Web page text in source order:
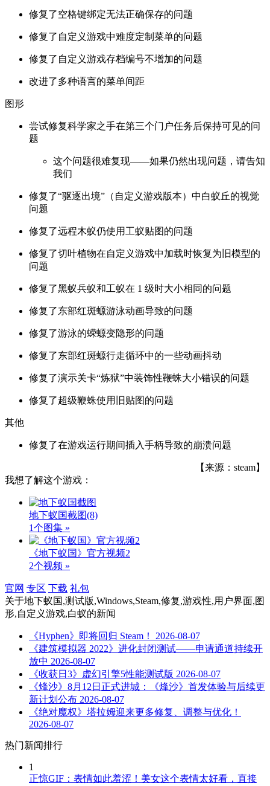
修复了空格键绑定无法正确保存的问题
修复了自定义游戏中难度定制菜单的问题
修复了自定义游戏存档编号不增加的问题
改进了多种语言的菜单间距
图形
尝试修复科学家之手在第三个门户任务后保持可见的问
题
这个问题很难复现——如果仍然出现问题，请告知
我们
修复了“驱逐出境”（自定义游戏版本）中白蚁丘的视觉
问题
修复了远程木蚁仍使用工蚁贴图的问题
修复了切叶植物在自定义游戏中加载时恢复为旧模型的
问题
修复了黑蚁兵蚁和工蚁在 1 级时大小相同的问题
修复了东部红斑螈游泳动画导致的问题
修复了游泳的蝾螈变隐形的问题
修复了东部红斑螈行走循环中的一些动画抖动
修复了演示关卡“炼狱”中装饰性鞭蛛大小错误的问题
修复了超级鞭蛛使用旧贴图的问题
其他
修复了在游戏运行期间插入手柄导致的崩溃问题
【来源：steam】
我想了解这个游戏：
地下蚁国截图(8)
1个图集 »
《地下蚁国》官方视频2
2个视频 »
官网 专区 下载 礼包
关于地下蚁国,测试版,Windows,Steam,修复,游戏性,用户界面,图
形,自定义游戏,白蚁的新闻
《Hyphen》即将回归 Steam！
2026-08-07
《建筑模拟器 2022》进化封闭测试——申请通道持续开
放中 2026-08-07
《收获日3》虚幻引擎5性能测试版 2026-08-07
《烽沙》8月12日正式进城：《烽沙》首发体验与后续更
新计划公布 2026-08-07
《绝对魔权》塔拉姆迎来更多修复、调整与优化！
2026-08-07
热门新闻排行
1
正惊GIF：表情如此羞涩！美女这个表情太好看，直接